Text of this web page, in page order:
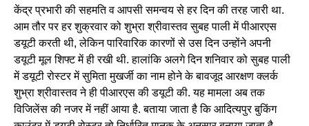
केंद्र प्रभारी की सहमति व आपसी समन्वय से हर दिन की तरह जारी था.
आम तौर पर हर शुक्रवार को शुभ्रा श्रीवास्तव सुबह पाली में पीआरएस
डयूटी करती थी, लेकिन पारिवारिक कारणों से उस दिन उन्होंने अपनी
डयूटी मूल शिफ्ट में ही रखी थी. हालांकि अलगे दिन शनिवार को सुबह पाली
में डयूटी रोस्टर में सुमिता मुखर्जी का नाम होने के बावजूद आरक्षण क्लर्क
शुभ्रा श्रीवास्तव ने ही पीआरएस की डयूटी की. यह मामला अब तक
विजिलेंस की नजर में नहीं आया है. बताया जाता है कि आदित्यपुर बुकिंग